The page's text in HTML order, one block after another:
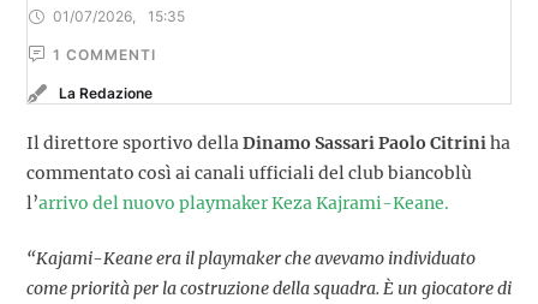
01/07/2026 15:35
1 COMMENTI
La Redazione
Il direttore sportivo dellaDinamo Sassari Paolo Citriniha
commentato così ai canali ufficiali del club biancoblù
l’arrivo del nuovo playmaker Keza Kajrami-Keane.
“Kajami-Keane era il playmaker che avevamo individuato
come priorità per la costruzione della squadra. È un giocatore di